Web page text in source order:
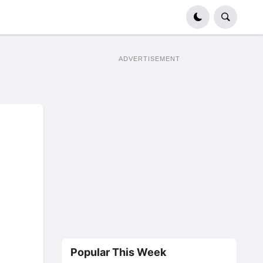
ADVERTISEMENT
Popular This Week